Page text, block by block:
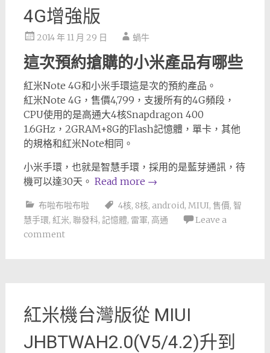
4G增強版
2014 年 11 月 29 日 蝸牛
這次預約搶購的小米產品有哪些
紅米Note 4G和小米手環這是次的預約產品。
紅米Note 4G，售價4,799，支援所有的4G頻段，
CPU使用的是高通大4核Snapdragon 400
1.6GHz，2GRAM+8G的Flash記憶體，單卡，其他
的規格和紅米Note相同。
小米手環，也就是智慧手環，採用的是藍芽通訊，待
機可以達30天。 Read more →
布啦布啦布啦 4核, 8核, android, MIUI, 售價, 智
慧手環, 紅米, 聯發科, 記憶體, 雷軍, 高通
Leave a
comment
紅米機台灣版從 MIUI
JHBTWAH2.0(V5/4.2)升到